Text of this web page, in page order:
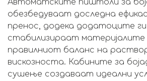
Автоматските пиштоли за
обезбедуваат доследна
пренос, додека додатоците ги
стабилизираат материјалите
правилниот баланс на
вискозноста. Кабините за
сушење создаваат идеални